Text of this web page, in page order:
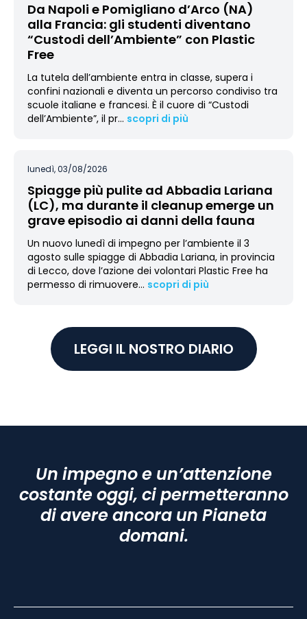
Da Napoli e Pomigliano d’Arco (NA)
alla Francia: gli studenti diventano
“Custodi dell’Ambiente” con Plastic
Free
La tutela dell’ambiente entra in classe, supera i
confini nazionali e diventa un percorso condiviso tra
scuole italiane e francesi. È il cuore di “Custodi
dell’Ambiente”, il pr… scopri di più
lunedì, 03/08/2026
Spiagge più pulite ad Abbadia Lariana
(LC), ma durante il cleanup emerge un
grave episodio ai danni della fauna
Un nuovo lunedì di impegno per l’ambiente il 3
agosto sulle spiagge di Abbadia Lariana, in provincia
di Lecco, dove l’azione dei volontari Plastic Free ha
permesso di rimuovere… scopri di più
LEGGI IL NOSTRO DIARIO
Un impegno e un’attenzione
costante oggi, ci permetteranno
di avere ancora un Pianeta
domani.